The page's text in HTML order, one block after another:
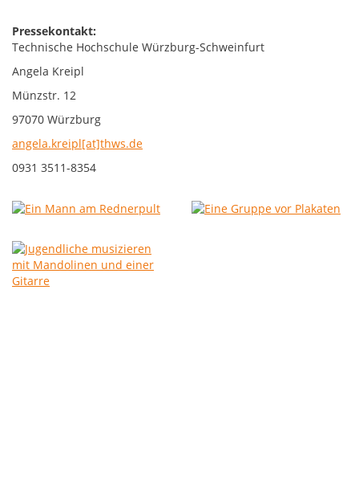
Pressekontakt:
Technische Hochschule Würzburg-Schweinfurt
Angela Kreipl
Münzstr. 12
97070 Würzburg
angela.kreipl[at]thws.de
0931 3511-8354